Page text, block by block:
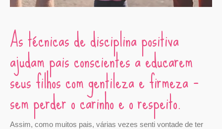
As técnicas de disciplina positiva
ajudam pais conscientes a educarem
seus filhos com gentileza e firmeza –
sem perder o carinho e o respeito.
Assim, como muitos pais, várias vezes senti vontade de ter